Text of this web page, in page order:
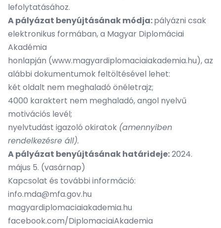
lefolytatásához.
A pályázat benyújtásának módja:pályázni csak
elektronikus formában, a Magyar Diplomáciai
Akadémia
honlapján (www.magyardiplomaciaiakademia.hu), az
alábbi dokumentumok feltöltésével lehet:
két oldalt nem meghaladó önéletrajz;
4000 karaktert nem meghaladó, angol nyelvű
motivációs levél;
nyelvtudást igazoló okiratok (amennyiben
rendelkezésre áll).
A pályázat benyújtásának határideje:2024.
május 5. (vasárnap)
Kapcsolat és további információ:
info.mda@mfa.gov.hu
magyardiplomaciaiakademia.hu
facebook.com/DiplomaciaiAkademia